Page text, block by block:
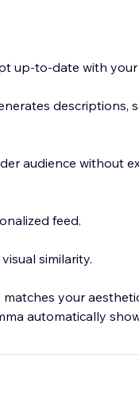
up-to-date with your
descriptions,
audience without
feed.
similarity.
your
automatically